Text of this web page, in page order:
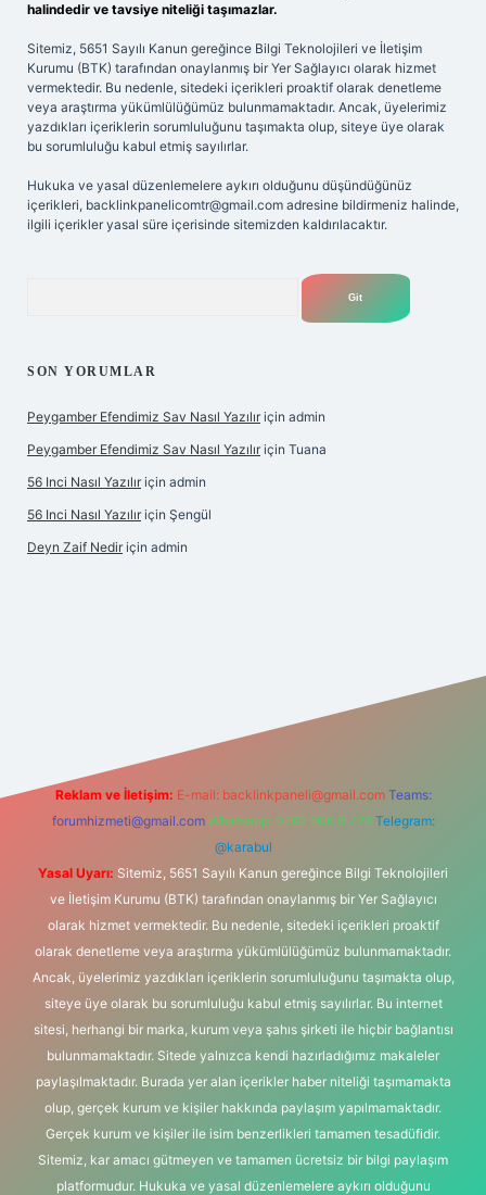
halindedir ve tavsiye niteliği taşımazlar.
Sitemiz, 5651 Sayılı Kanun gereğince Bilgi Teknolojileri ve İletişim
Kurumu (BTK) tarafından onaylanmış bir Yer Sağlayıcı olarak hizmet
vermektedir. Bu nedenle, sitedeki içerikleri proaktif olarak denetleme
veya araştırma yükümlülüğümüz bulunmamaktadır. Ancak, üyelerimiz
yazdıkları içeriklerin sorumluluğunu taşımakta olup, siteye üye olarak
bu sorumluluğu kabul etmiş sayılırlar.
Hukuka ve yasal düzenlemelere aykırı olduğunu düşündüğünüz
içerikleri, backlinkpanelicomtr@gmail.com adresine bildirmeniz halinde,
ilgili içerikler yasal süre içerisinde sitemizden kaldırılacaktır.
SON YORUMLAR
Peygamber Efendimiz Sav Nasıl Yazılır için admin
Peygamber Efendimiz Sav Nasıl Yazılır için Tuana
56 Inci Nasıl Yazılır için admin
56 Inci Nasıl Yazılır için Şengül
Deyn Zaif Nedir için admin
Reklam ve İletişim: E-mail: backlinkpaneli@gmail.com Teams:
forumhizmeti@gmail.com Whatsapp: 0262 606 0 726 Telegram:
@karabul
Yasal Uyarı: Sitemiz, 5651 Sayılı Kanun gereğince Bilgi Teknolojileri
ve İletişim Kurumu (BTK) tarafından onaylanmış bir Yer Sağlayıcı
olarak hizmet vermektedir. Bu nedenle, sitedeki içerikleri proaktif
olarak denetleme veya araştırma yükümlülüğümüz bulunmamaktadır.
Ancak, üyelerimiz yazdıkları içeriklerin sorumluluğunu taşımakta olup,
siteye üye olarak bu sorumluluğu kabul etmiş sayılırlar. Bu internet
sitesi, herhangi bir marka, kurum veya şahıs şirketi ile hiçbir bağlantısı
bulunmamaktadır. Sitede yalnızca kendi hazırladığımız makaleler
paylaşılmaktadır. Burada yer alan içerikler haber niteliği taşımamakta
olup, gerçek kurum ve kişiler hakkında paylaşım yapılmamaktadır.
Gerçek kurum ve kişiler ile isim benzerlikleri tamamen tesadüfidir.
Sitemiz, kar amacı gütmeyen ve tamamen ücretsiz bir bilgi paylaşım
platformudur. Hukuka ve yasal düzenlemelere aykırı olduğunu